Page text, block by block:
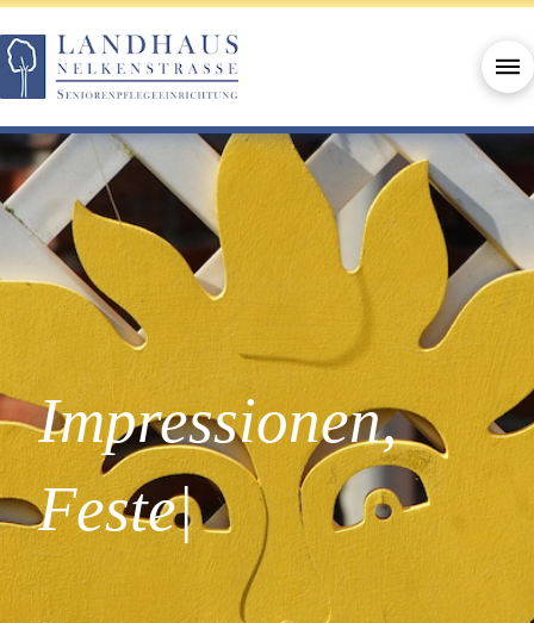
Impressionen,
Fest|